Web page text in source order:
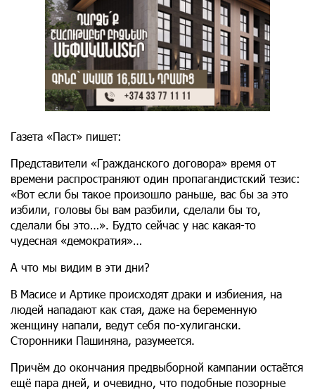
Газета «Паст» пишет:
Представители «Гражданского договора» время от
времени распространяют один пропагандистский тезис:
«Вот если бы такое произошло раньше, вас бы за это
избили, головы бы вам разбили, сделали бы то,
сделали бы это…». Будто сейчас у нас какая-то
чудесная «демократия»…
А что мы видим в эти дни?
В Масисе и Артике происходят драки и избиения, на
людей нападают как стая, даже на беременную
женщину напали, ведут себя по-хулигански.
Сторонники Пашиняна, разумеется.
Причём до окончания предвыборной кампании остаётся
ещё пара дней, и очевидно, что подобные позорные